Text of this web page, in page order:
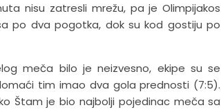
nisu zatresli mrežu, pa je Olimpijakos
po dva pogotka, dok su kod gostiju po
meča bilo je neizvesno, ekipe su se
tim imao dva gola prednosti (7:5).
Štam je bio najbolji pojedinac meča sa